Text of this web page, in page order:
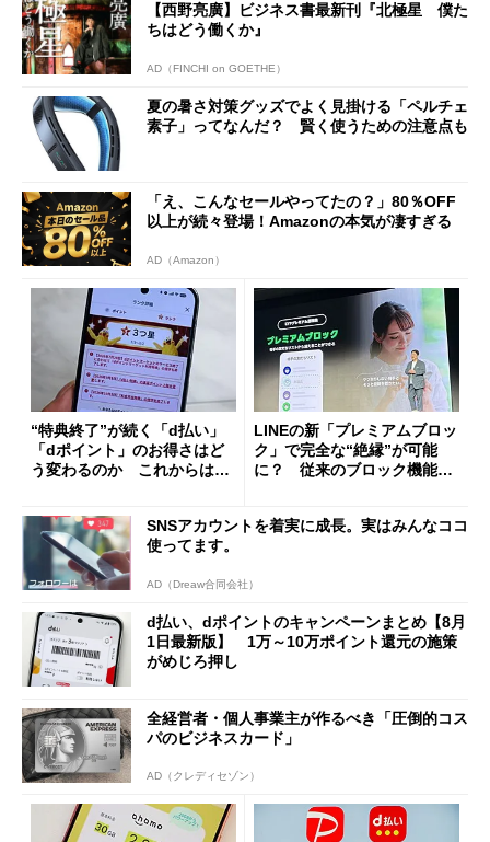
【西野亮廣】ビジネス書最新刊『北極星 僕た
ちはどう働くか』
AD（FINCHI on GOETHE）
夏の暑さ対策グッズでよく見掛ける「ペルチェ
素子」ってなんだ？ 賢く使うための注意点も
「え、こんなセールやってたの？」80％OFF
以上が続々登場！Amazonの本気が凄すぎる
AD（Amazon）
“特典終了”が続く「d払い」
「dポイント」のお得さはど
う変わるのか これからは
LINEの新「プレミアムブロッ
ク」で完全な“絶縁”が可能
に？ 従来のブロック機能と
SNSアカウントを着実に成長。実はみんなココ
使ってます。
AD（Dreaw合同会社）
d払い、dポイントのキャンペーンまとめ【8月
1日最新版】 1万～10万ポイント還元の施策
がめじろ押し
全経営者・個人事業主が作るべき「圧倒的コス
パのビジネスカード」
AD（クレディセゾン）